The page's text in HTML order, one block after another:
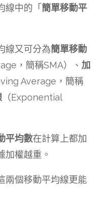
線中的「 簡單移動平
線又可分為簡單移動
，簡稱SMA）、 加
Average，簡稱
（Exponential
平均數在計算上都加
加權越重。
兩個移動平均線更能